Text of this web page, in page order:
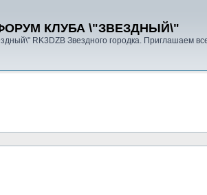
КЛУБА \"ЗВЕЗДНЫЙ\"
RK3DZB Звездного городка. Приглашаем